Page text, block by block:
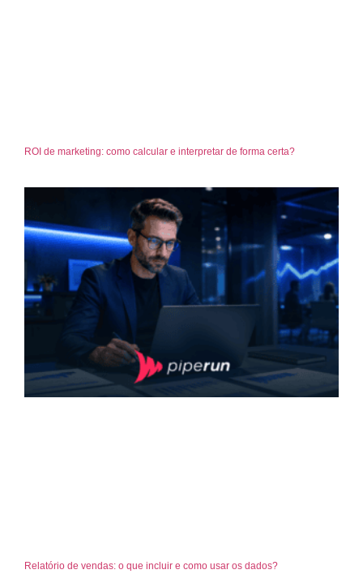
ROI de marketing: como calcular e interpretar de forma certa?
Relatório de vendas: o que incluir e como usar os dados?